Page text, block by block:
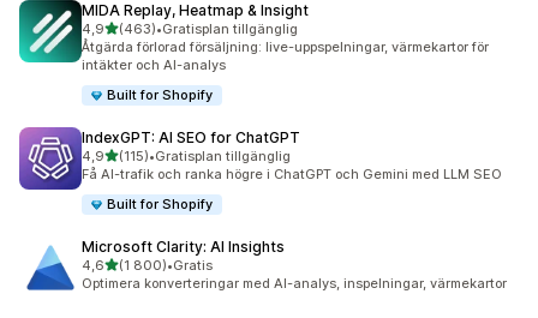
MIDA Replay, Heatmap & Insight
4,9av 5 stjärnor
(463)
463 recensioner totalt
•Gratisplan tillgänglig
Åtgärda förlorad försäljning: live-uppspelningar, värmekartor för
intäkter och AI-analys
Built for Shopify
IndexGPT: AI SEO for ChatGPT
4,9av 5 stjärnor
(115)
115 recensioner totalt
•Gratisplan tillgänglig
Få AI-trafik och ranka högre i ChatGPT och Gemini med LLM SEO
Built for Shopify
Microsoft Clarity: AI Insights
4,6av 5 stjärnor
(1 800)
1800 recensioner totalt
•Gratis
Optimera konverteringar med AI-analys, inspelningar, värmekartor